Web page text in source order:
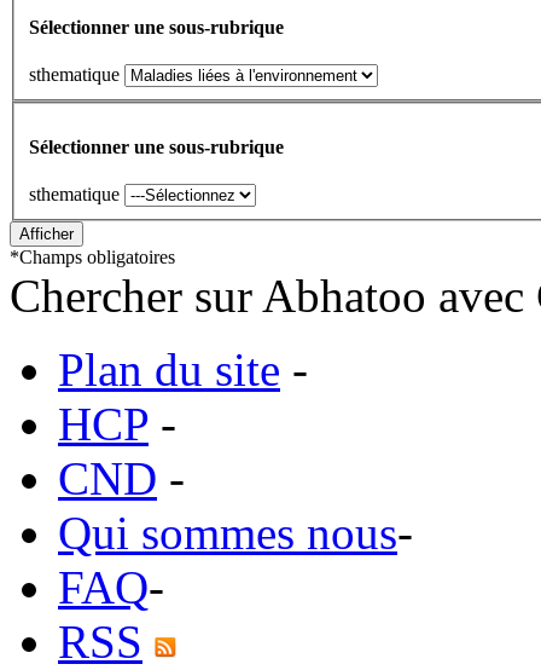
Sélectionner une sous-rubrique
sthematique
Sélectionner une sous-rubrique
sthematique
*Champs obligatoires
Chercher sur Abhatoo
Plan du site -
HCP -
CND -
Qui sommes nous-
FAQ-
RSS